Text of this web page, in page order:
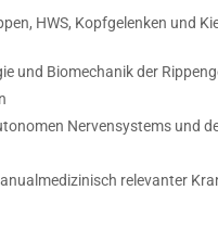
HWS, Kopfgelenken und
und Biomechanik der
Nervensystems und
relevanter